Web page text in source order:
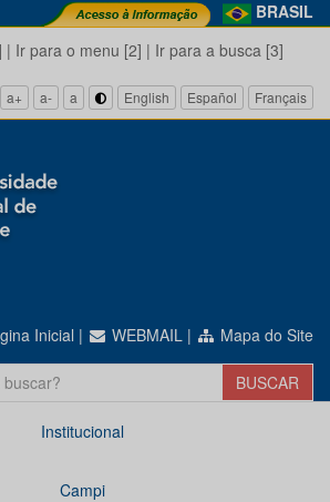
BRASIL
| Ir para o menu [2] | Ir para a busca [3]
a+ a- a English Español Français
Inicial | WEBMAIL | Mapa do Site
Institucional
Campi